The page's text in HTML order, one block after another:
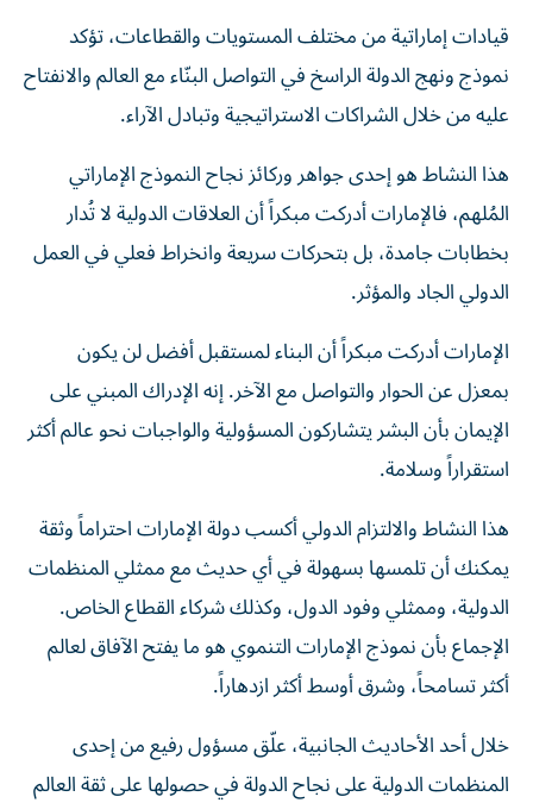
قيادات إماراتية من مختلف المستويات والقطاعات، تؤكد
نموذج ونهج الدولة الراسخ في التواصل البنّاء مع العالم والانفتاح
عليه من خلال الشراكات الاستراتيجية وتبادل الآراء.
هذا النشاط هو إحدى جواهر وركائز نجاح النموذج الإماراتي
المُلهم، فالإمارات أدركت مبكراً أن العلاقات الدولية لا تُدار
بخطابات جامدة، بل بتحركات سريعة وانخراط فعلي في العمل
الدولي الجاد والمؤثر.
الإمارات أدركت مبكراً أن البناء لمستقبل أفضل لن يكون
بمعزل عن الحوار والتواصل مع الآخر. إنه الإدراك المبني على
الإيمان بأن البشر يتشاركون المسؤولية والواجبات نحو عالم أكثر
استقراراً وسلامة.
هذا النشاط والالتزام الدولي أكسب دولة الإمارات احتراماً وثقة
يمكنك أن تلمسها بسهولة في أي حديث مع ممثلي المنظمات
الدولية، وممثلي وفود الدول، وكذلك شركاء القطاع الخاص.
الإجماع بأن نموذج الإمارات التنموي هو ما يفتح الآفاق لعالم
أكثر تسامحاً، وشرق أوسط أكثر ازدهاراً.
خلال أحد الأحاديث الجانبية، علّق مسؤول رفيع من إحدى
المنظمات الدولية على نجاح الدولة في حصولها على ثقة العالم